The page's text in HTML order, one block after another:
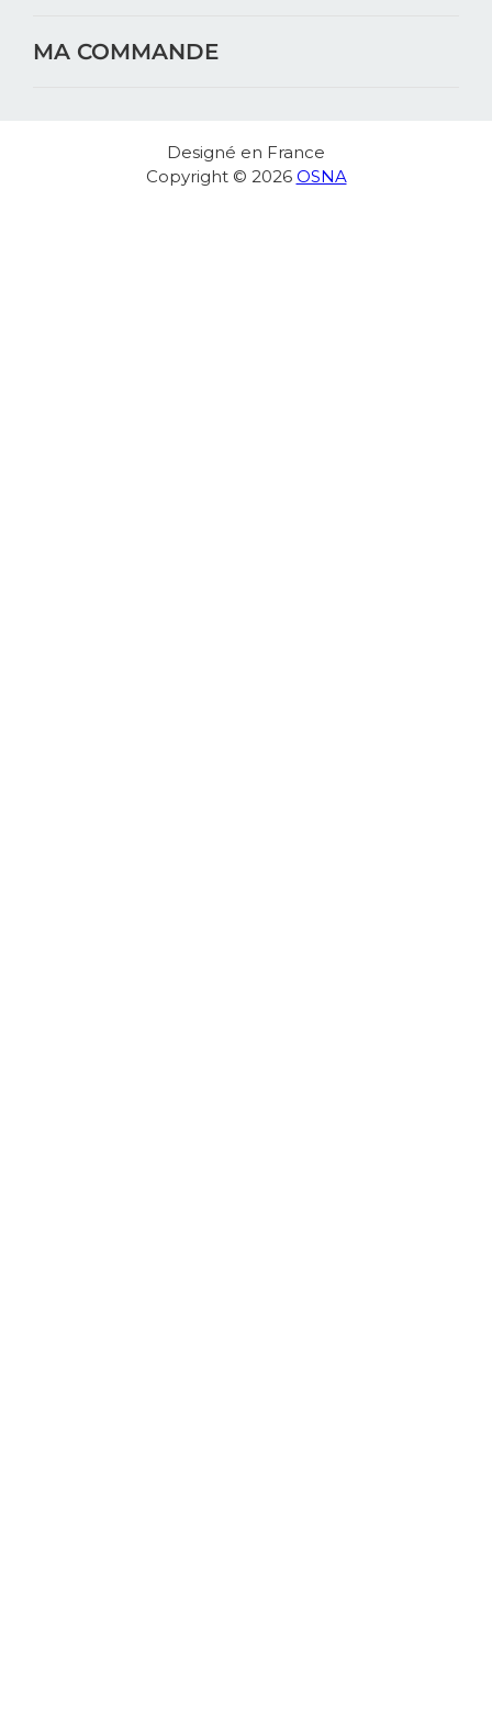
MA COMMANDE
Designé en France
Copyright © 2026 OSNA